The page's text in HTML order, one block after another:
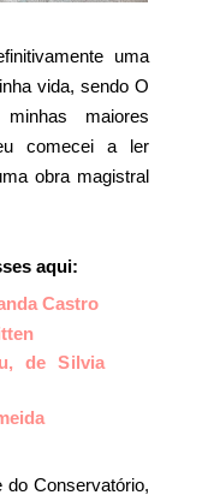
uma
vida, sendo O
maiores
comecei a ler
obra magistral
aqui:
Castro
de Silvia
do Conservatório,